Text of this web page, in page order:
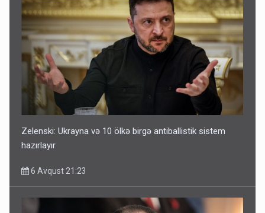
Zelenski: Ukrayna və 10 ölkə birgə antiballistik sistem
hazırlayır
6 Avqust 21:23